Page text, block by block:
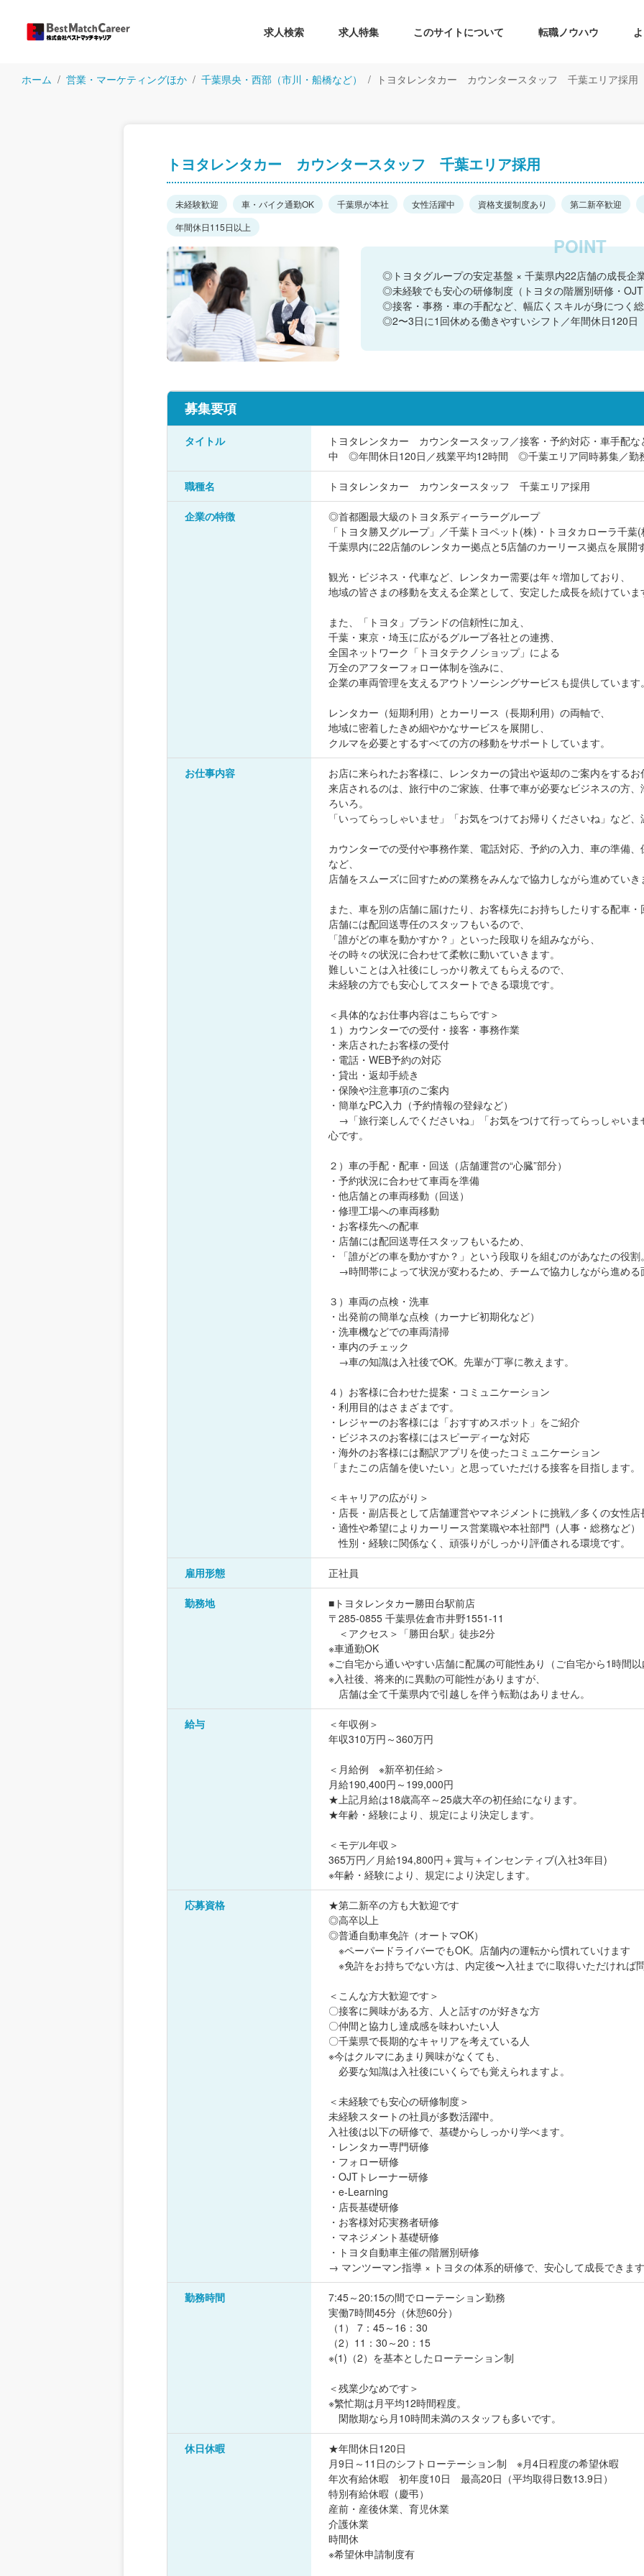
求人検索 求人特集 このサイトについて 転職ノウハウ
ホーム 営業・マーケティングほか 千葉県央・西部（市川・船橋など） トヨタレンタカー カウンタースタッフ 千葉エリア採用
トヨタレンタカー カウンタースタッフ 千葉エリア採用
未経験歓迎 車・バイク通勤OK 千葉県が本社 女性活躍中 資格支援制度あり
第二新卒歓迎
年間休日115日以上
◎トヨタグループの安定基盤 × 千葉県内22店舗の成長企
◎未経験でも安心の研修制度（トヨタの階層別研修・
◎接客・事務・車の手配など、幅広くスキルが身につく
◎2〜3日に1回休める働きやすいシフト／年間休日120日
募集要項
タイトル
トヨタレンタカー カウンタースタッフ／接客・予約対応・車手配
中 ◎年間休日120日／残業平均12時間 ◎千葉エリア同時募集／勤
職種名 トヨタレンタカー カウンタースタッフ 千葉エリア採用
企業の特徴
◎首都圏最大級のトヨタ系ディーラーグループ
「トヨタ勝又グループ」／千葉トヨペット(株)・トヨタカローラ千
千葉県内に22店舗のレンタカー拠点と5店舗のカーリース拠点を展開
観光・ビジネス・代車など、レンタカー需要は年々増加しており、
地域の皆さまの移動を支える企業として、安定した成長を続けていま
また、「トヨタ」ブランドの信頼性に加え、
千葉・東京・埼玉に広がるグループ各社との連携、
全国ネットワーク「トヨタテクノショップ」による
万全のアフターフォロー体制を強みに、
企業の車両管理を支えるアウトソーシングサービスも提供しています
レンタカー（短期利用）とカーリース（長期利用）の両軸で、
地域に密着したきめ細やかなサービスを展開し、
クルマを必要とするすべての方の移動をサポートしています。
お仕事内容
お店に来られたお客様に、レンタカーの貸出や返却のご案内をするお
来店されるのは、旅行中のご家族、仕事で車が必要なビジネスの方
ろいろ。
「いってらっしゃいませ」「お気をつけてお帰りくださいね」など
カウンターでの受付や事務作業、電話対応、予約の入力、車の準備
など、
店舗をスムーズに回すための業務をみんなで協力しながら進めていき
また、車を別の店舗に届けたり、お客様先にお持ちしたりする配車
店舗には配回送専任のスタッフもいるので、
「誰がどの車を動かすか？」といった段取りを組みながら、
その時々の状況に合わせて柔軟に動いていきます。
難しいことは入社後にしっかり教えてもらえるので、
未経験の方でも安心してスタートできる環境です。
＜具体的なお仕事内容はこちらです＞
１）カウンターでの受付・接客・事務作業
・来店されたお客様の受付
・電話・WEB予約の対応
・貸出・返却手続き
・保険や注意事項のご案内
・簡単なPC入力（予約情報の登録など）
→「旅行楽しんでくださいね」「お気をつけて行ってらっしゃいま
心です。
２）車の手配・配車・回送（店舗運営の“心臓”部分）
・予約状況に合わせて車両を準備
・他店舗との車両移動（回送）
・修理工場への車両移動
・お客様先への配車
・店舗には配回送専任スタッフもいるため、
・「誰がどの車を動かすか？」という段取りを組むのがあなたの役割
→時間帯によって状況が変わるため、チームで協力しながら進める
３）車両の点検・洗車
・出発前の簡単な点検（カーナビ初期化など）
・洗車機などでの車両清掃
・車内のチェック
→車の知識は入社後でOK。先輩が丁寧に教えます。
４）お客様に合わせた提案・コミュニケーション
・利用目的はさまざまです。
・レジャーのお客様には「おすすめスポット」をご紹介
・ビジネスのお客様にはスピーディーな対応
・海外のお客様には翻訳アプリを使ったコミュニケーション
「またこの店舗を使いたい」と思っていただける接客を目指します。
＜キャリアの広がり＞
・店長・副店長として店舗運営やマネジメントに挑戦／多くの女性
・適性や希望によりカーリース営業職や本社部門（人事・総務など）
性別・経験に関係なく、頑張りがしっかり評価される環境です。
雇用形態 正社員
勤務地
■トヨタレンタカー勝田台駅前店
〒285-0855 千葉県佐倉市井野1551-11
＜アクセス＞「勝田台駅」徒歩2分
※車通勤OK
※ご自宅から通いやすい店舗に配属の可能性あり（ご自宅から1時間
※入社後、将来的に異動の可能性がありますが、
店舗は全て千葉県内で引越しを伴う転勤はありません。
給与
＜年収例＞
年収310万円～360万円
＜月給例 ※新卒初任給＞
月給190,400円～199,000円
★上記月給は18歳高卒～25歳大卒の初任給になります。
★年齢・経験により、規定により決定します。
＜モデル年収＞
365万円／月給194,800円＋賞与＋インセンティブ(入社3年目)
※年齢・経験により、規定により決定します。
応募資格
★第二新卒の方も大歓迎です
◎高卒以上
◎普通自動車免許（オートマOK）
※ペーパードライバーでもOK。店舗内の運転から慣れていけます
※免許をお持ちでない方は、内定後〜入社までに取得いただければ
＜こんな方大歓迎です＞
〇接客に興味がある方、人と話すのが好きな方
〇仲間と協力し達成感を味わいたい人
〇千葉県で長期的なキャリアを考えている人
※今はクルマにあまり興味がなくても、
必要な知識は入社後にいくらでも覚えられますよ。
＜未経験でも安心の研修制度＞
未経験スタートの社員が多数活躍中。
入社後は以下の研修で、基礎からしっかり学べます。
・レンタカー専門研修
・フォロー研修
・OJTトレーナー研修
・e-Learning
・店長基礎研修
・お客様対応実務者研修
・マネジメント基礎研修
・トヨタ自動車主催の階層別研修
→ マンツーマン指導 × トヨタの体系的研修で、安心して成長できま
勤務時間
7:45～20:15の間でローテーション勤務
実働7時間45分（休憩60分）
（1） 7：45～16：30
（2）11：30～20：15
※(1)（2）を基本としたローテーション制
＜残業少なめです＞
※繁忙期は月平均12時間程度。
閑散期なら月10時間未満のスタッフも多いです。
休日休暇
★年間休日120日
月9日～11日のシフトローテーション制 ※月4日程度の希望休暇
年次有給休暇 初年度10日 最高20日（平均取得日数13.9日）
特別有給休暇（慶弔）
産前・産後休業、育児休業
介護休業
時間休
※希望休申請制度有